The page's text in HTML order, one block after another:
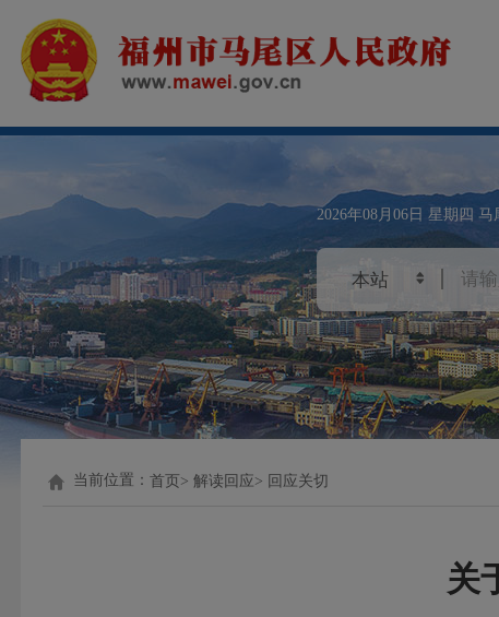
2026年08月06日 星期四 马
当前位置：首页 解读回应 回应关切
关